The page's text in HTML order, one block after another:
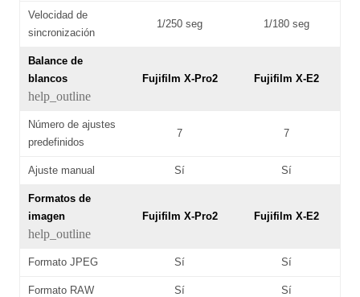
Velocidad de
sincronización
1/250 seg 1/180 seg
Balance de
blancos
help_outline
Fujifilm X-Pro2 Fujifilm X-E2
Número de ajustes
predefinidos
7 7
Ajuste manual Sí Sí
Formatos de
imagen
help_outline
Fujifilm X-Pro2 Fujifilm X-E2
Formato JPEG Sí Sí
Formato RAW Sí Sí